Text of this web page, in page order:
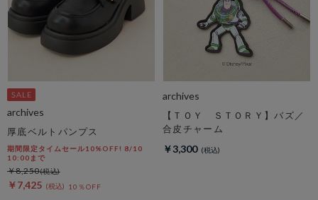
archives
厚底ベルトパンプス
期間限定タイムセール10%OFF! 8/10
10:00まで
￥8,250
￥7,425 10％OFF
archives
【ＴＯＹ ＳＴＯＲＹ】バズ／
合皮チャーム
￥3,300